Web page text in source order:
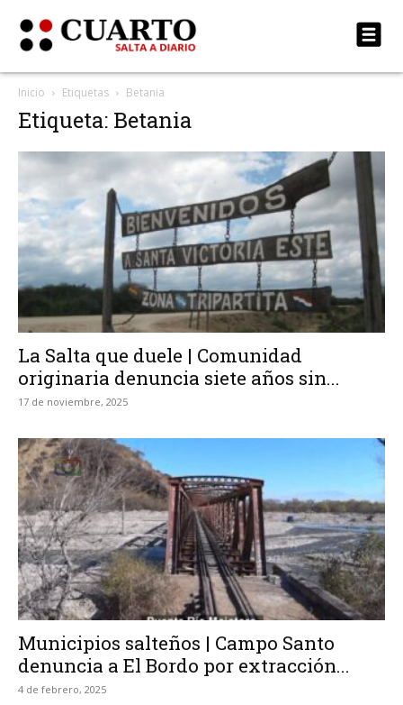
Inicio Etiquetas Betania
Etiqueta: Betania
La Salta que duele | Comunidad
originaria denuncia siete años sin...
17 de noviembre, 2025
Municipios salteños | Campo Santo
denuncia a El Bordo por extracción...
4 de febrero, 2025